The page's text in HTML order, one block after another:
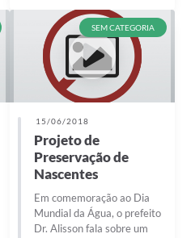
SEM CATEGORIA
15/06/2018
Projeto de
Preservação de
Nascentes
Em comemoração ao Dia
Mundial da Água, o prefeito
Dr. Alisson fala sobre um